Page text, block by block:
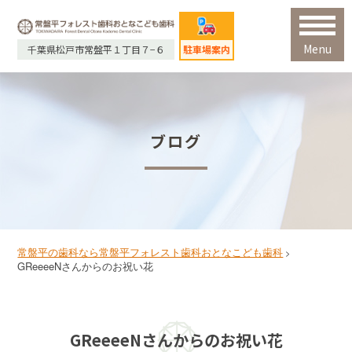
Menu
千葉県松戸市常盤平１丁目７−６ 駐車場案内
ブログ
常盤平の歯科なら常盤平フォレスト歯科おとなこども歯科 >
GReeeeNさんからのお祝い花
GReeeeNさんからのお祝い花